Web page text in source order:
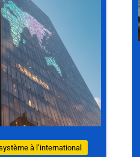
à l’international